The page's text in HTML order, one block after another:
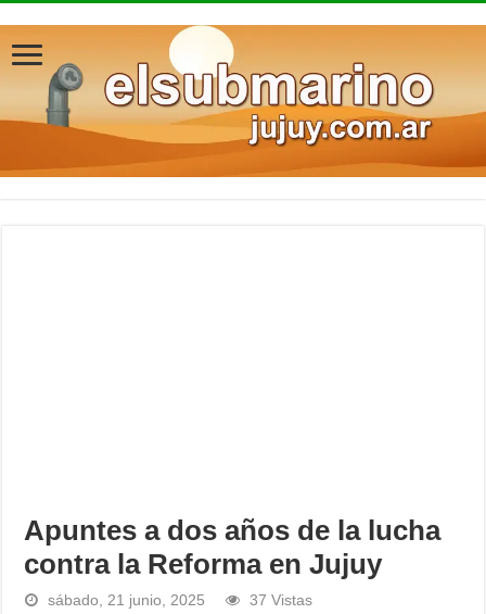
Apuntes a dos años de la lucha
contra la Reforma en Jujuy
sábado, 21 junio, 2025 37 Vistas